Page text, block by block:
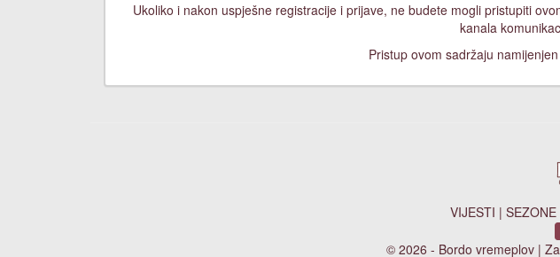
Ukoliko i nakon uspješne registracije i prijave, ne budete mogli pristupiti
kanala
Pristup ovom sadržaju
VIJESTI | SEZONE
© 2026 - Bordo vremeplov |